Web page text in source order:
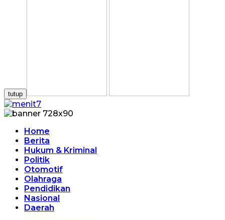
tutup
Home
Berita
Hukum & Kriminal
Politik
Otomotif
Olahraga
Pendidikan
Nasional
Daerah